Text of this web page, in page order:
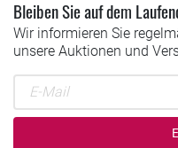
Bleiben Sie auf dem
Wir informieren Sie
unsere Auktionen und